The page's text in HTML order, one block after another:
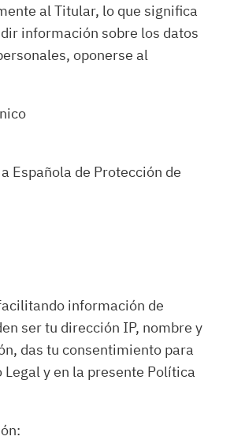
al Titular, lo que significa
información sobre los datos
oponerse al
Española de Protección de
información de
ser tu dirección IP, nombre y
das tu consentimiento para
y en la presente Política